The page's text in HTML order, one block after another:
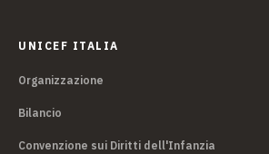
UNICEF ITALIA
Organizzazione
Bilancio
Convenzione sui Diritti dell'Infanzia